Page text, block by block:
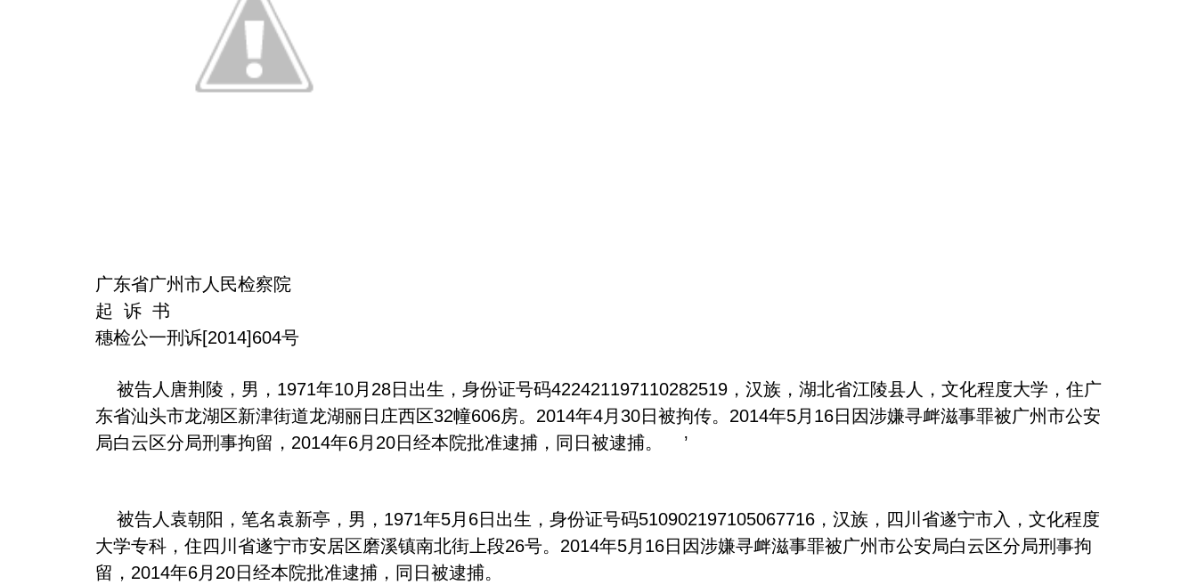
广东省广州市人民检察院
起 诉 书
穗检公一刑诉[2014]604号
被告人唐荆陵，男，1971年10月28日出生，身份证号码422421197110282519，汉族，湖北省江陵县人，文化程度大学，住广
东省汕头市龙湖区新津街道龙湖丽日庄西区32幢606房。2014年4月30日被拘传。2014年5月16日因涉嫌寻衅滋事罪被广州市公安
局白云区分局刑事拘留，2014年6月20日经本院批准逮捕，同日被逮捕。 ’
被告人袁朝阳，笔名袁新亭，男，1971年5月6日出生，身份证号码510902197105067716，汉族，四川省遂宁市入，文化程度
大学专科，住四川省遂宁市安居区磨溪镇南北街上段26号。2014年5月16日因涉嫌寻衅滋事罪被广州市公安局白云区分局刑事拘
留，2014年6月20日经本院批准逮捕，同日被逮捕。